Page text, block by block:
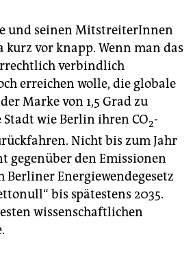
und seinen MitstreiterInnen
kurz vor knapp. Wenn man das
verbindlich
erreichen wolle, die globale
Marke von 1,5 Grad zu
wie Berlin ihren CO2-
Nicht bis zum Jahr
gegenüber den Emissionen
Berliner Energiewendegesetz
bis spätestens 2035.
wissenschaftlichen